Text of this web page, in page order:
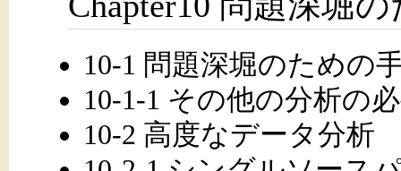
10-1 問題深堀のための
10-1-1 その他の分析の
10-2 高度なデータ分析